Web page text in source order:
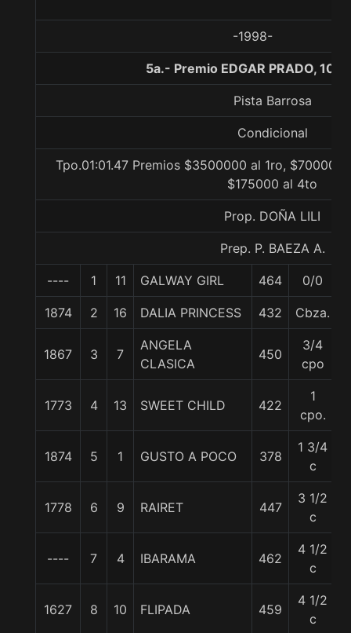
-1998-
5a.- Premio EDGAR PRADO,
Pista Barrosa
Condicional
Tpo.01:01.47 Premios $3500000 al 1ro,
$175000 al 4to
Prop. DOÑA LILI
Prep. P. BAEZA A.
---- 1 11 GALWAY GIRL 464 0/0
1874 2 16 DALIA PRINCESS 432 Cbza.
1867 3 7
ANGELA
CLASICA
450
3/4
cpo
1773 4 13 SWEET CHILD 422
1
cpo.
1874 5 1 GUSTO A POCO 378
1 3/4
c
1778 6 9 RAIRET 447
3 1/2
c
---- 7 4 IBARAMA 462
4 1/2
c
1627 8 10 FLIPADA 459
4 1/2
c